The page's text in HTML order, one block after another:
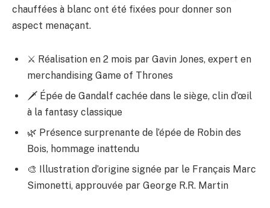
chauffées à blanc ont été fixées pour donner son
aspect menaçant.
⚔️ Réalisation en 2 mois par Gavin Jones, expert en
merchandising Game of Thrones
🗡️ Épée de Gandalf cachée dans le siège, clin d’œil
à la fantasy classique
🌿 Présence surprenante de l’épée de Robin des
Bois, hommage inattendu
🎨 Illustration d’origine signée par le Français Marc
Simonetti, approuvée par George R.R. Martin